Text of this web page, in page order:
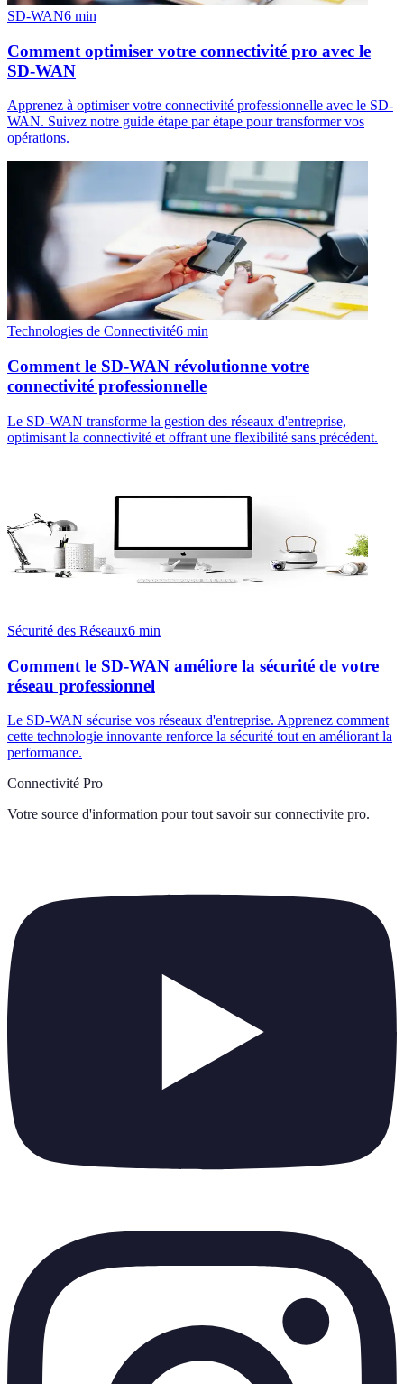
SD-WAN6 min
Comment optimiser votre connectivité pro avec le
SD-WAN
Apprenez à optimiser votre connectivité professionnelle avec le SD-
WAN. Suivez notre guide étape par étape pour transformer vos
opérations.
Technologies de Connectivité6 min
Comment le SD-WAN révolutionne votre
connectivité professionnelle
Le SD-WAN transforme la gestion des réseaux d'entreprise,
optimisant la connectivité et offrant une flexibilité sans précédent.
Sécurité des Réseaux6 min
Comment le SD-WAN améliore la sécurité de votre
réseau professionnel
Le SD-WAN sécurise vos réseaux d'entreprise. Apprenez comment
cette technologie innovante renforce la sécurité tout en améliorant la
performance.
Connectivité Pro
Votre source d'information pour tout savoir sur connectivite pro.